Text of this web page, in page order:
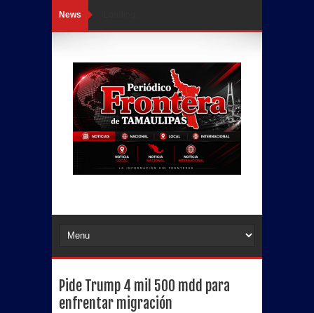
News
Pide Trump 4 mil 500 mdd para
enfrentar migración